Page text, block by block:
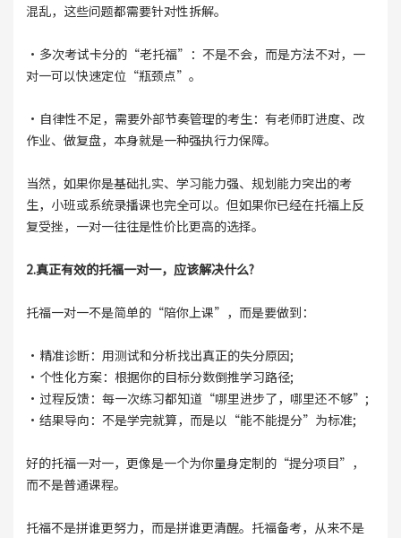
混乱，这些问题都需要针对性拆解。
·多次考试卡分的“老托福”：不是不会，而是方法不对，一
对一可以快速定位“瓶颈点”。
·自律性不足，需要外部节奏管理的考生：有老师盯进度、改
作业、做复盘，本身就是一种强执行力保障。
当然，如果你是基础扎实、学习能力强、规划能力突出的考
生，小班或系统录播课也完全可以。但如果你已经在托福上反
复受挫，一对一往往是性价比更高的选择。
2.真正有效的托福一对一，应该解决什么?
托福一对一不是简单的“陪你上课”，而是要做到：
·精准诊断：用测试和分析找出真正的失分原因;
·个性化方案：根据你的目标分数倒推学习路径;
·过程反馈：每一次练习都知道“哪里进步了，哪里还不够”;
·结果导向：不是学完就算，而是以“能不能提分”为标准;
好的托福一对一，更像是一个为你量身定制的“提分项目”，
而不是普通课程。
托福不是拼谁更努力，而是拼谁更清醒。托福备考，从来不是